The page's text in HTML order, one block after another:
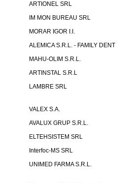
ARTIONEL SRL
IM MON BUREAU SRL
MORAR IGOR I.I.
ALEMICA S.R.L. - FAMILY DENT
MAHU-OLIM S.R.L.
ARTINSTAL S.R.L
LAMBRE SRL
VALEX S.A.
AVALUX GRUP S.R.L.
ELTEHSISTEM SRL
Interfoc-MS SRL
UNIMED FARMA S.R.L.